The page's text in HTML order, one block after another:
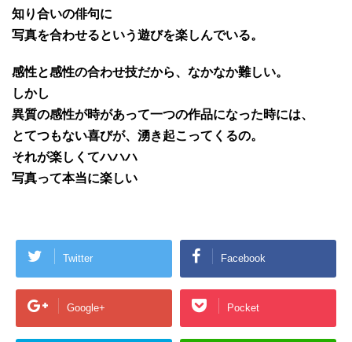
知り合いの俳句に
写真を合わせるという遊びを楽しんでいる。
感性と感性の合わせ技だから、なかなか難しい。
しかし
異質の感性が時があって一つの作品になった時には、
とてつもない喜びが、湧き起こってくるの。
それが楽しくてハハハ
写真って本当に楽しい
Twitter Facebook
Google+ Pocket